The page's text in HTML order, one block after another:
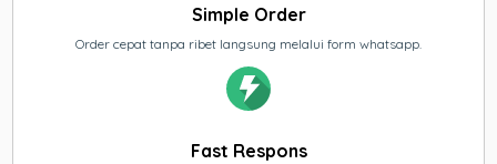
Simple Order
Order cepat tanpa ribet langsung melalui form whatsapp.
Fast Respons